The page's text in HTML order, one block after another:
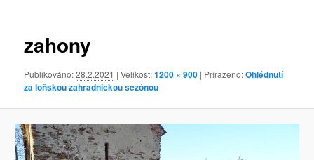
zahony
Publikováno:28.2.2021 | Velikost:1200 × 900 | Přiřazeno:Ohlédnutí
za loňskou zahradnickou sezónou